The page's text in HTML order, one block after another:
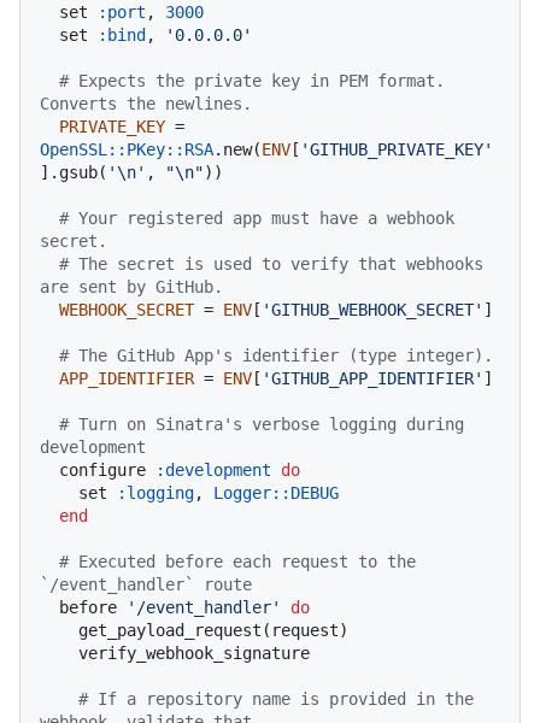
  set
:port , 3000
  set
:bind , '0.0.0.0'
# Expects the private key in PEM format.
Converts the newlines.
PRIVATE_KEY
OpenSSL::PKey::RSA.new(ENV [ 'GITHUB_PRIVATE_KEY'
].gsub( '\n' , "\n"))
# Your registered app must have a webhook
secret.
# The secret is used to verify that webhooks
are sent by GitHub.
WEBHOOK_SECRET = ENV [ 'GITHUB_WEBHOOK_SECRET' ]
# The GitHub App's identifier (type integer).
APP_IDENTIFIER = ENV [ 'GITHUB_APP_IDENTIFIER' ]
# Turn on Sinatra's verbose logging during
development
  configure
:development
do
    set
:logging, Logger: :DEBUG
end
# Executed before each request to the
`/event_handler` route
  before
'/event_handler'
do
# If a repository name is provided in the